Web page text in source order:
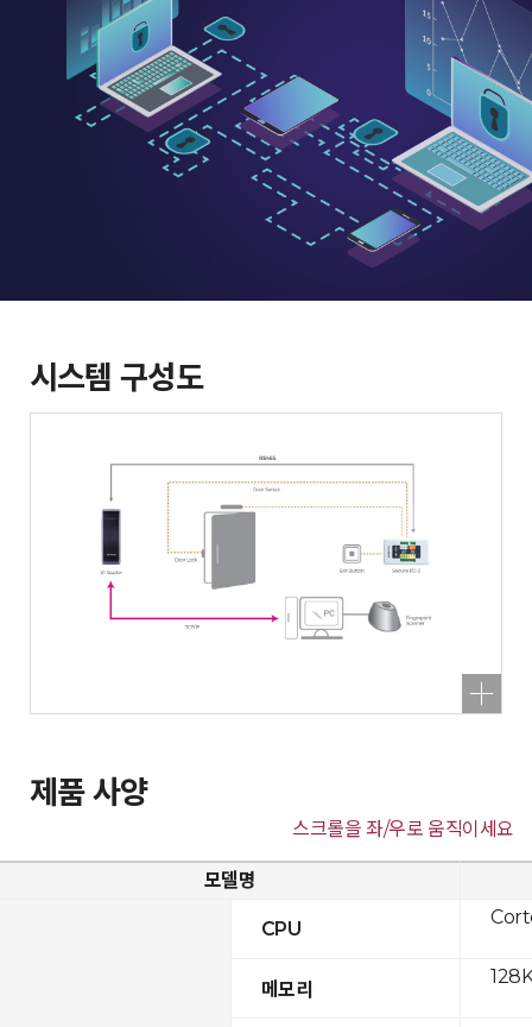
시스템 구성도
제품 사양
스크롤을 좌/우로 움직이세요
모델명
CPU
메모리